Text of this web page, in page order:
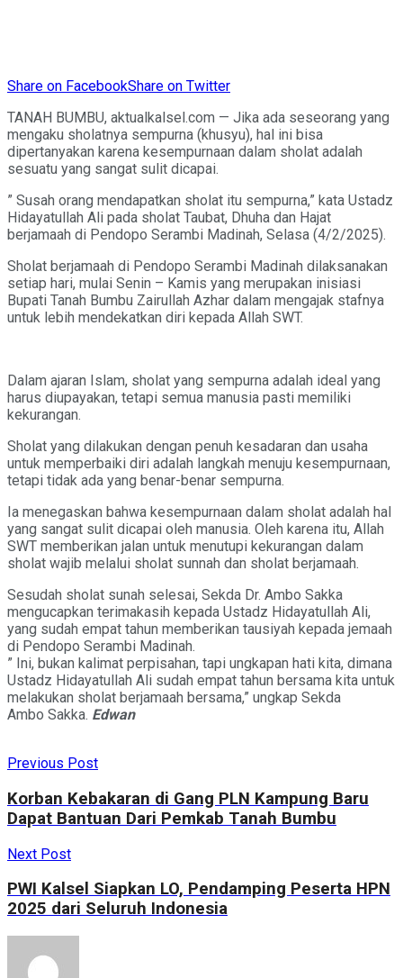
Share on FacebookShare on Twitter
TANAH BUMBU, aktualkalsel.com — Jika ada seseorang yang
mengaku sholatnya sempurna (khusyu), hal ini bisa
dipertanyakan karena kesempurnaan dalam sholat adalah
sesuatu yang sangat sulit dicapai.
” Susah orang mendapatkan sholat itu sempurna,” kata Ustadz
Hidayatullah Ali pada sholat Taubat, Dhuha dan Hajat
berjamaah di Pendopo Serambi Madinah, Selasa (4/2/2025).
Sholat berjamaah di Pendopo Serambi Madinah dilaksanakan
setiap hari, mulai Senin – Kamis yang merupakan inisiasi
Bupati Tanah Bumbu Zairullah Azhar dalam mengajak stafnya
untuk lebih mendekatkan diri kepada Allah SWT.
Dalam ajaran Islam, sholat yang sempurna adalah ideal yang
harus diupayakan, tetapi semua manusia pasti memiliki
kekurangan.
Sholat yang dilakukan dengan penuh kesadaran dan usaha
untuk memperbaiki diri adalah langkah menuju kesempurnaan,
tetapi tidak ada yang benar-benar sempurna.
Ia menegaskan bahwa kesempurnaan dalam sholat adalah hal
yang sangat sulit dicapai oleh manusia. Oleh karena itu, Allah
SWT memberikan jalan untuk menutupi kekurangan dalam
sholat wajib melalui sholat sunnah dan sholat berjamaah.
Sesudah sholat sunah selesai, Sekda Dr. Ambo Sakka
mengucapkan terimakasih kepada Ustadz Hidayatullah Ali,
yang sudah empat tahun memberikan tausiyah kepada jemaah
di Pendopo Serambi Madinah.
” Ini, bukan kalimat perpisahan, tapi ungkapan hati kita, dimana
Ustadz Hidayatullah Ali sudah empat tahun bersama kita untuk
melakukan sholat berjamaah bersama,” ungkap Sekda
Ambo Sakka. Edwan
Previous Post
Korban Kebakaran di Gang PLN Kampung Baru
Dapat Bantuan Dari Pemkab Tanah Bumbu
Next Post
PWI Kalsel Siapkan LO, Pendamping Peserta HPN
2025 dari Seluruh Indonesia